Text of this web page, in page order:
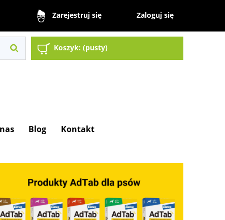
Zarejestruj się Zaloguj się
Koszyk: (pusty)
Blog Kontakt